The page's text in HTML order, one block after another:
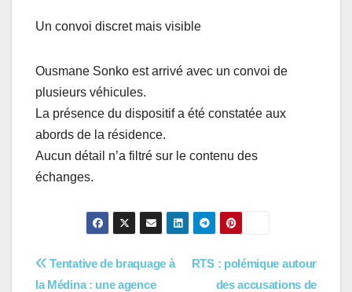
Un convoi discret mais visible
Ousmane Sonko est arrivé avec un convoi de
plusieurs véhicules.
La présence du dispositif a été constatée aux
abords de la résidence.
Aucun détail n’a filtré sur le contenu des
échanges.
Navigation
RTS : polémique autour
des accusations de
Tentative de braquage à
la Médina : une agence